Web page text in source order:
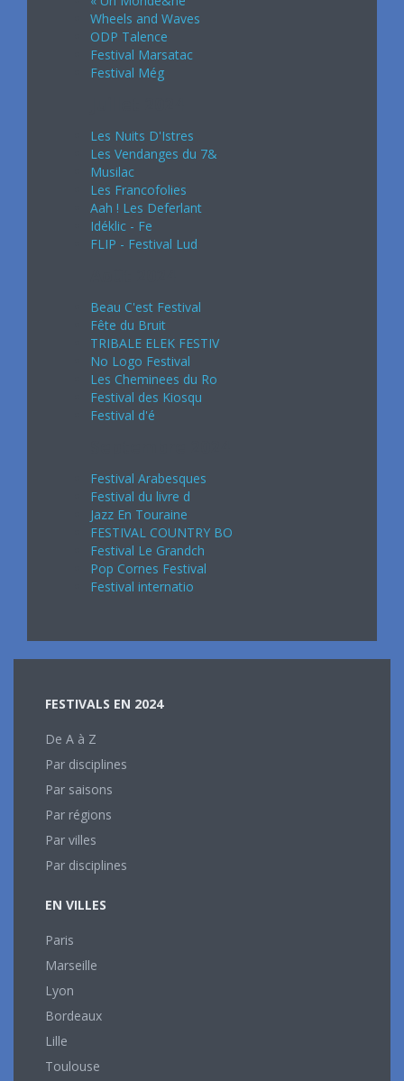
Wheels and Waves
ODP Talence
Festival Marsatac
Festival Még
Les Nuits D'Istres
Les Vendanges du 7&
Musilac
Les Francofolies
Aah ! Les Deferlant
Idéklic - Fe
FLIP - Festival Lud
Beau C'est Festival
Fête du Bruit
TRIBALE ELEK FESTIV
No Logo Festival
Les Cheminees du Ro
Festival des Kiosqu
Festival d'é
Festival Arabesques
Festival du livre d
Jazz En Touraine
FESTIVAL COUNTRY BO
Festival Le Grandch
Pop Cornes Festival
Festival internatio
FESTIVALS EN 2024
De A à Z
Par disciplines
Par saisons
Par régions
Par villes
Par disciplines
EN VILLES
Paris
Marseille
Lyon
Bordeaux
Lille
Toulouse